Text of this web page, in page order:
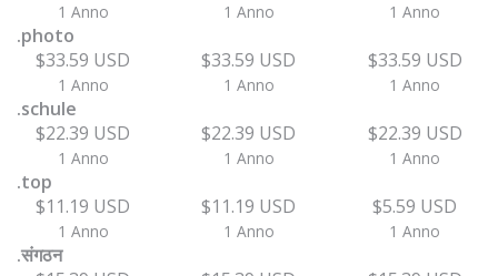
1 Anno 1 Anno 1 Anno
.photo
$33.59 USD
1 Anno
$33.59 USD
1 Anno
$33.59 USD
1 Anno
.schule
$22.39 USD
1 Anno
$22.39 USD
1 Anno
$22.39 USD
1 Anno
.top
$11.19 USD
1 Anno
$11.19 USD
1 Anno
$5.59 USD
1 Anno
.संगठन